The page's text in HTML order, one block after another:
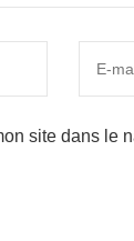
site dans le